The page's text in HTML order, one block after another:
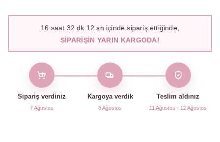
16 saat32 dk 11 sn içinde sipariş ettiğinde,
SIPARIŞIN YARIN KARGODA!
Sipariş verdiniz
7 Ağustos
Kargoya verdik
8 Ağustos
Teslim aldınız
11 Ağustos - 12 Ağustos